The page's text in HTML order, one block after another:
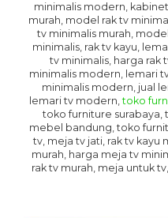
minimalis modern,
murah, model rak tv
tv minimalis murah,
minimalis, rak tv kayu,
tv minimalis, harga rak
minimalis modern, lemari
minimalis modern, jual
lemari tv modern,toko
toko furniture
mebel bandung, toko
tv, meja tv jati, rak tv kayu
murah, harga meja tv
rak tv murah, meja untuk